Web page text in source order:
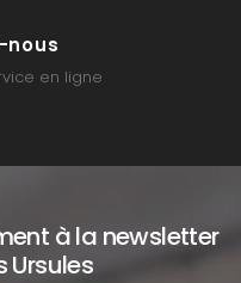
nous
en ligne
à la newsletter
Ursules